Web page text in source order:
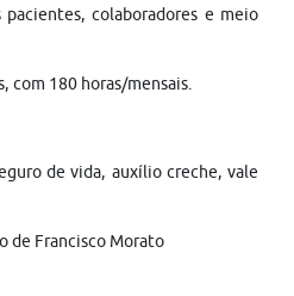
pacientes, colaboradores e meio
com 180 horas/mensais.
de vida, auxílio creche, vale
de Francisco Morato